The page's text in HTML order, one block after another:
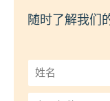
随时了解我们
姓
名
*